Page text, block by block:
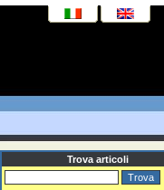
Trova articoli